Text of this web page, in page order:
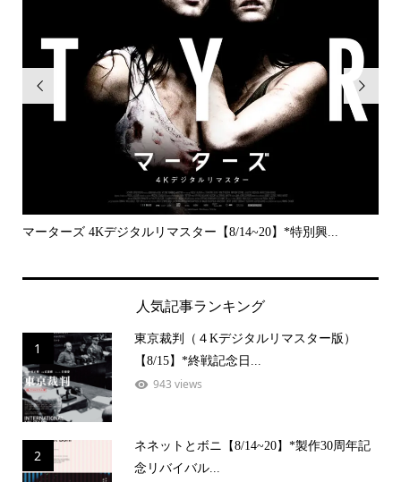

マーターズ 4Kデジタルリマスター【8/14~20】*特別興...

人気記事ランキング
1
東京裁判（４Kデジタルリマスター版）
【8/15】*終戦記念日...
943 views
2
ネネットとボニ【8/14~20】*製作30周年記
念リバイバル...